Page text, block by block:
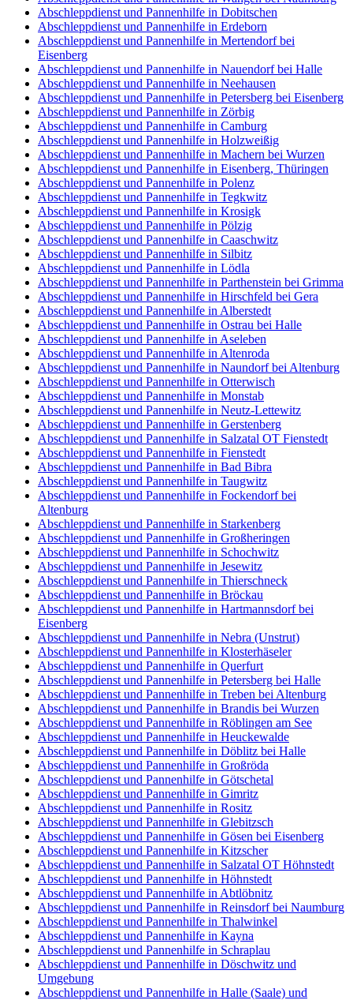
Abschleppdienst und Pannenhilfe in Dobitschen
Abschleppdienst und Pannenhilfe in Erdeborn
Abschleppdienst und Pannenhilfe in Mertendorf bei
Eisenberg
Abschleppdienst und Pannenhilfe in Nauendorf bei Halle
Abschleppdienst und Pannenhilfe in Neehausen
Abschleppdienst und Pannenhilfe in Petersberg bei Eisenberg
Abschleppdienst und Pannenhilfe in Zörbig
Abschleppdienst und Pannenhilfe in Camburg
Abschleppdienst und Pannenhilfe in Holzweißig
Abschleppdienst und Pannenhilfe in Machern bei Wurzen
Abschleppdienst und Pannenhilfe in Eisenberg, Thüringen
Abschleppdienst und Pannenhilfe in Polenz
Abschleppdienst und Pannenhilfe in Tegkwitz
Abschleppdienst und Pannenhilfe in Krosigk
Abschleppdienst und Pannenhilfe in Pölzig
Abschleppdienst und Pannenhilfe in Caaschwitz
Abschleppdienst und Pannenhilfe in Silbitz
Abschleppdienst und Pannenhilfe in Lödla
Abschleppdienst und Pannenhilfe in Parthenstein bei Grimma
Abschleppdienst und Pannenhilfe in Hirschfeld bei Gera
Abschleppdienst und Pannenhilfe in Alberstedt
Abschleppdienst und Pannenhilfe in Ostrau bei Halle
Abschleppdienst und Pannenhilfe in Aseleben
Abschleppdienst und Pannenhilfe in Altenroda
Abschleppdienst und Pannenhilfe in Naundorf bei Altenburg
Abschleppdienst und Pannenhilfe in Otterwisch
Abschleppdienst und Pannenhilfe in Monstab
Abschleppdienst und Pannenhilfe in Neutz-Lettewitz
Abschleppdienst und Pannenhilfe in Gerstenberg
Abschleppdienst und Pannenhilfe in Salzatal OT Fienstedt
Abschleppdienst und Pannenhilfe in Fienstedt
Abschleppdienst und Pannenhilfe in Bad Bibra
Abschleppdienst und Pannenhilfe in Taugwitz
Abschleppdienst und Pannenhilfe in Fockendorf bei
Altenburg
Abschleppdienst und Pannenhilfe in Starkenberg
Abschleppdienst und Pannenhilfe in Großheringen
Abschleppdienst und Pannenhilfe in Schochwitz
Abschleppdienst und Pannenhilfe in Jesewitz
Abschleppdienst und Pannenhilfe in Thierschneck
Abschleppdienst und Pannenhilfe in Bröckau
Abschleppdienst und Pannenhilfe in Hartmannsdorf bei
Eisenberg
Abschleppdienst und Pannenhilfe in Nebra (Unstrut)
Abschleppdienst und Pannenhilfe in Klosterhäseler
Abschleppdienst und Pannenhilfe in Querfurt
Abschleppdienst und Pannenhilfe in Petersberg bei Halle
Abschleppdienst und Pannenhilfe in Treben bei Altenburg
Abschleppdienst und Pannenhilfe in Brandis bei Wurzen
Abschleppdienst und Pannenhilfe in Röblingen am See
Abschleppdienst und Pannenhilfe in Heuckewalde
Abschleppdienst und Pannenhilfe in Döblitz bei Halle
Abschleppdienst und Pannenhilfe in Großröda
Abschleppdienst und Pannenhilfe in Götschetal
Abschleppdienst und Pannenhilfe in Gimritz
Abschleppdienst und Pannenhilfe in Rositz
Abschleppdienst und Pannenhilfe in Glebitzsch
Abschleppdienst und Pannenhilfe in Gösen bei Eisenberg
Abschleppdienst und Pannenhilfe in Kitzscher
Abschleppdienst und Pannenhilfe in Salzatal OT Höhnstedt
Abschleppdienst und Pannenhilfe in Höhnstedt
Abschleppdienst und Pannenhilfe in Abtlöbnitz
Abschleppdienst und Pannenhilfe in Reinsdorf bei Naumburg
Abschleppdienst und Pannenhilfe in Thalwinkel
Abschleppdienst und Pannenhilfe in Kayna
Abschleppdienst und Pannenhilfe in Schraplau
Abschleppdienst und Pannenhilfe in Döschwitz und
Umgebung
Abschleppdienst und Pannenhilfe in Halle (Saale) und